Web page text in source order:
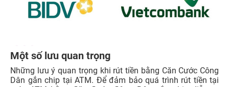
Một số lưu quan trọng
Những lưu ý quan trọng khi rút tiền bằng Căn Cước Công
Dân gắn chip tại ATM. Để đảm bảo quá trình rút tiền tại